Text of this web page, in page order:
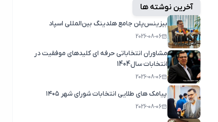
آخرین نوشته ها
بیزینس‌پلن جامع هلدینگ بین‌المللی اسپاد
2026-08-06
مشاوران انتخاباتی حرفه ای کلیدهای موفقیت در
انتخابات سال1404
2026-08-06
پیامک های طلایی انتخابات شورای شهر ۱۴۰۵
2026-08-06